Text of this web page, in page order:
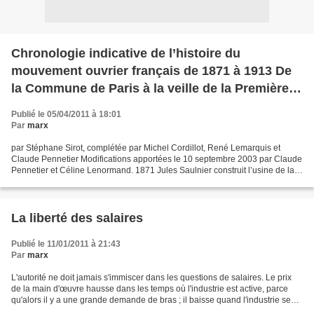
Chronologie indicative de l’histoire du
mouvement ouvrier français de 1871 à 1913 De
la Commune de Paris à la veille de la Première
Publié le 05/04/2011 à 18:01
Par marx
par Stéphane Sirot, complétée par Michel Cordillot, René Lemarquis et
Claude Pennetier Modifications apportées le 10 septembre 2003 par Claude
Pennetier et Céline Lenormand. 1871 Jules Saulnier construit l’usine de la
La liberté des salaires
Publié le 11/01/2011 à 21:43
Par marx
L'autorité ne doit jamais s'immiscer dans les questions de salaires. Le prix
de la main d'œuvre hausse dans les temps où l'industrie est active, parce
qu'alors il y a une grande demande de bras ; il baisse quand l'industrie se